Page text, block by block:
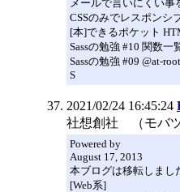
メールで言いにくい
CSSのみでレスポンシ
[本]できるポケット
Sassの勉強 #10 関数一
Sassの勉強 #09 @at-
S
2021/02/24 16:45:24
社想創社 （モバツ
Powered by
August 17, 2013
本ブログは移転しまし
[Web系]